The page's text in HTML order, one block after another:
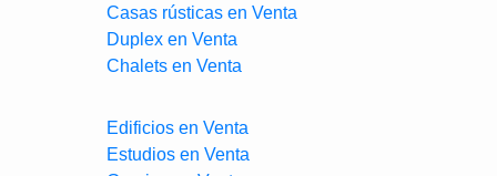
Casas rústicas en Venta
Duplex en Venta
Chalets en Venta
Edificios en Venta
Estudios en Venta